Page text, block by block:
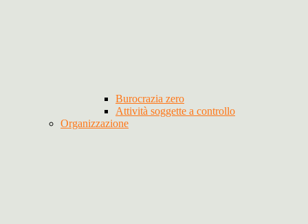
Burocrazia zero
Attività soggette a controllo
Organizzazione